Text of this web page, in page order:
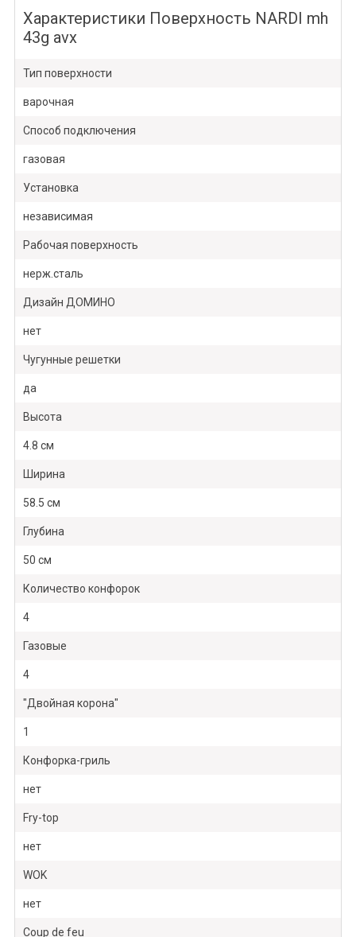
Характеристики Поверхность NARDI mh
43g avx
Тип поверхности
варочная
Способ подключения
газовая
Установка
независимая
Рабочая поверхность
нерж.сталь
Дизайн ДОМИНО
нет
Чугунные решетки
да
Высота
4.8 см
Ширина
58.5 см
Глубина
50 см
Количество конфорок
4
Газовые
4
"Двойная корона"
1
Конфорка-гриль
нет
Fry-top
нет
WOK
нет
Coup de feu